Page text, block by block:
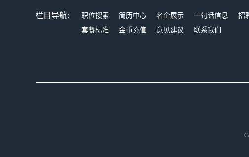
栏目导航: 职位搜索 简历中心 名企展示 一句话信息 招
套餐标准
金币充值 意见建议 联系我们